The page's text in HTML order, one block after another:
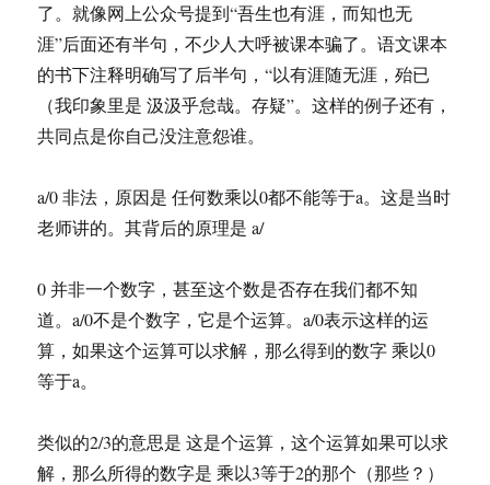
了。就像网上公众号提到“吾生也有涯，而知也无
涯”后面还有半句，不少人大呼被课本骗了。语文课本
的书下注释明确写了后半句，“以有涯随无涯，殆已
（我印象里是 汲汲乎怠哉。存疑”。这样的例子还有，
共同点是你自己没注意怨谁。
a/0 非法，原因是 任何数乘以0都不能等于a。这是当时
老师讲的。其背后的原理是 a/
0 并非一个数字，甚至这个数是否存在我们都不知
道。a/0不是个数字，它是个运算。a/0表示这样的运
算，如果这个运算可以求解，那么得到的数字 乘以0
等于a。
类似的2/3的意思是 这是个运算，这个运算如果可以求
解，那么所得的数字是 乘以3等于2的那个（那些？）